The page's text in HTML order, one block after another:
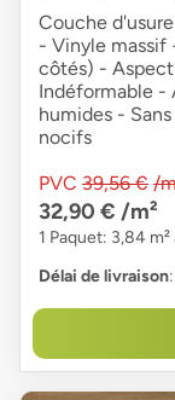
Couche
- Vinyle massif
côtés) -
Indéformable -
humides -
nocifs
PVC 39,56 € /
32,90 € /m²
1 Paquet: 3,84
Délai de livraison